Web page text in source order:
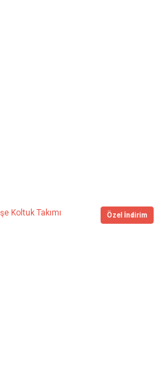
Özel İndirim